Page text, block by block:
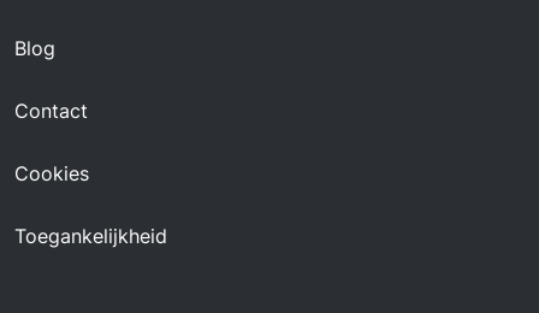
Blog
Contact
Cookies
Toegankelijkheid